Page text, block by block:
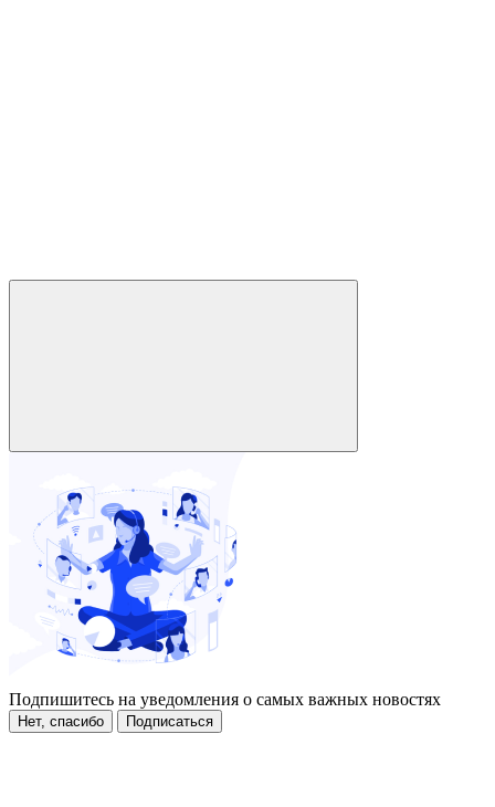
Подпишитесь на уведомления о самых важных новостях
Нет, спасибо Подписаться